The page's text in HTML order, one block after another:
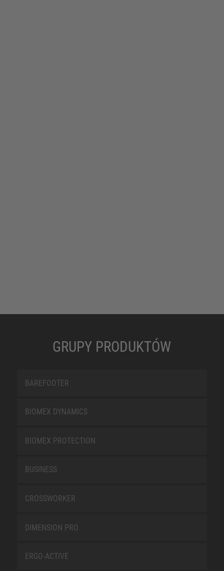
GRUPY PRODUKTÓW
BAREFOOTER
BIOMEX DYNAMICS
BIOMEX PROTECTION
BUSINESS
CROSSWORKER
DIMENSION PRO
ERGO-ACTIVE